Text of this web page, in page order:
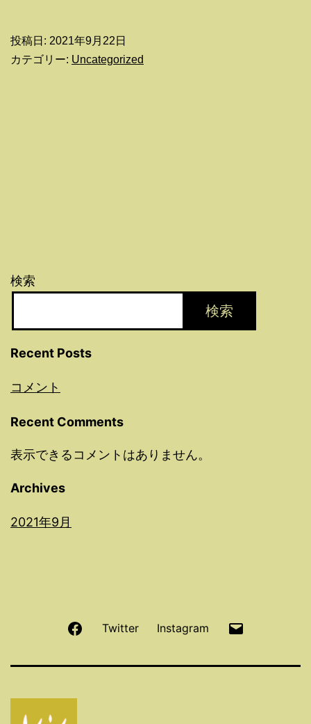
投稿日: 2021年9月22日
カテゴリー: Uncategorized
検索
検索
Recent Posts
コメント
Recent Comments
表示できるコメントはありません。
Archives
2021年9月
Facebook
Twitter Instagram